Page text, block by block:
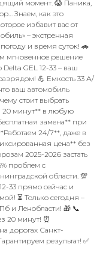
момент. 😱 Паника,
Знаем, как это
избавит вас от
– экстренная
и время суток! 🚗
мгновенное решение
GEL 12-33 – ваш
💪 Емкость 33 А/
ваш автомобиль
стоит выбрать
20 минут** в любую
замена** при
24/7**, даже в
цена** без
2025-2026 застать
проблем с
области. 💯
33 прямо сейчас и
⏳ Только сегодня –
и Ленобласти! 🎁 📞
20 минут! ⏰
дорогах Санкт-
результат! ✅